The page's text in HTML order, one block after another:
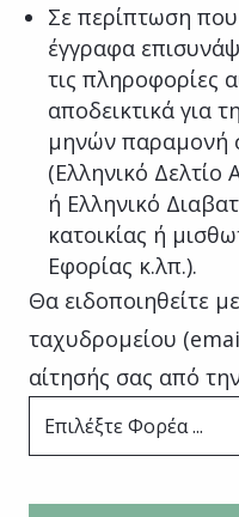
Σε περίπτωση
έγγραφα
τις πληροφορίες
αποδεικτικά για
μηνών παραμονή
(Ελληνικό Δελτίο
ή Ελληνικό
κατοικίας ή
Εφορίας κ.λπ.).
Θα ειδοποιηθείτε
ταχυδρομείου
αίτησής σας από
Επιλέξτε Φορέα ...